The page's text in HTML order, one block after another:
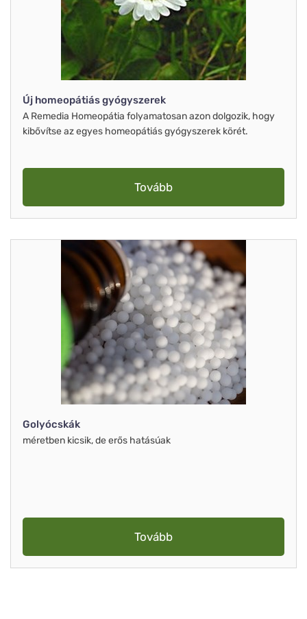
Új homeopátiás gyógyszerek
A Remedia Homeopátia folyamatosan azon dolgozik, hogy
kibővítse az egyes homeopátiás gyógyszerek körét.
Tovább
Golyócskák
méretben kicsik, de erős hatásúak
Tovább